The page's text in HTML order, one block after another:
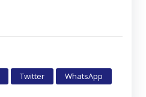
Twitter
WhatsApp